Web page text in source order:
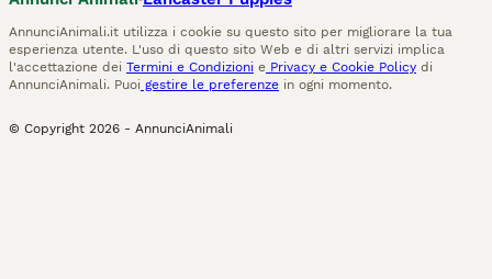
AnnunciAnimali.it utilizza i cookie su questo sito per migliorare la tua
esperienza utente. L'uso di questo sito Web e di altri servizi implica
l'accettazione dei Termini e Condizioni e Privacy e Cookie Policy di
AnnunciAnimali. Puoi gestire le preferenze in ogni momento.
© Copyright 2026 - AnnunciAnimali